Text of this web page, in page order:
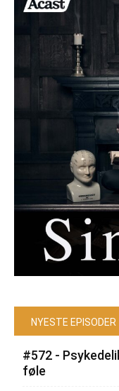
NYESTE EPISODER
#572 -
føle